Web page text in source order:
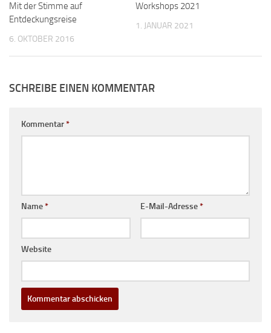
Mit der Stimme auf
Entdeckungsreise
6. OKTOBER 2016
Workshops 2021
1. JANUAR 2021
SCHREIBE EINEN KOMMENTAR
Kommentar*
Name* E-Mail-Adresse*
Website